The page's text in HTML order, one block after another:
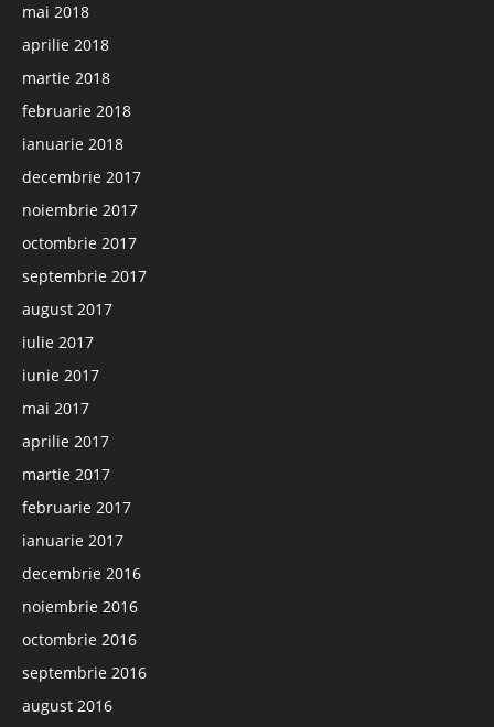
mai 2018
aprilie 2018
martie 2018
februarie 2018
ianuarie 2018
decembrie 2017
noiembrie 2017
octombrie 2017
septembrie 2017
august 2017
iulie 2017
iunie 2017
mai 2017
aprilie 2017
martie 2017
februarie 2017
ianuarie 2017
decembrie 2016
noiembrie 2016
octombrie 2016
septembrie 2016
august 2016